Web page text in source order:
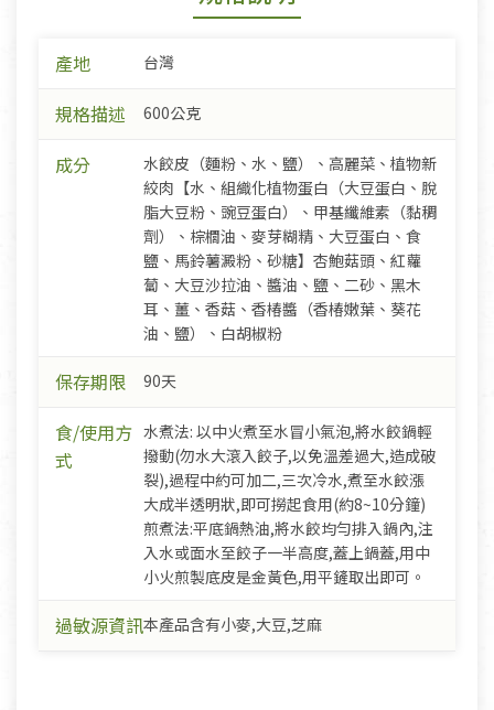
產地 台灣
規格描述 600公克
成分
水餃皮（麵粉、水、鹽）、高麗菜、植物新
絞肉【水、組織化植物蛋白（大豆蛋白、脫
脂大豆粉、豌豆蛋白）、甲基纖維素（黏稠
劑）、棕櫚油、麥芽糊精、大豆蛋白、食
鹽、馬鈴薯澱粉、砂糖】杏鮑菇頭、紅蘿
蔔、大豆沙拉油、醬油、鹽、二砂、黑木
耳、薑、香菇、香椿醬（香椿嫩葉、葵花
油、鹽）、白胡椒粉
保存期限 90天
食/使用方
式
水煮法: 以中火煮至水冒小氣泡,將水餃鍋輕
撥動(勿水大滾入餃子,以免溫差過大,造成破
裂),過程中約可加二,三次冷水,煮至水餃漲
大成半透明狀,即可撈起食用(約8~10分鐘)
煎煮法:平底鍋熱油,將水餃均勻排入鍋內,注
入水或面水至餃子一半高度,蓋上鍋蓋,用中
小火煎製底皮是金黃色,用平鏟取出即可。
過敏源資訊本產品含有小麥,大豆,芝麻